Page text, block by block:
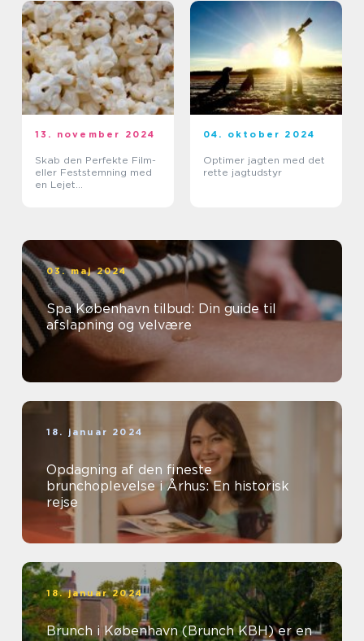
13. november 2024
Skab den Perfekte Film-
eller Feststemning med
en Lejet
04. oktober 2024
Optimer jagten med det
rette jagtudstyr
03. maj 2024
Spa København tilbud: Din guide til
afslapning og velvære
18. januar 2024
Opdagning af den fineste
brunchoplevelse i Århus: En historisk
rejse
18. januar 2024
Brunch i København (Brunch KBH) er en